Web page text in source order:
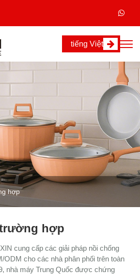
tiếng Việt
hợp
hợp
cung cấp các giải pháp nồi chống
ODM cho các nhà phân phối trên toàn
nhà máy Trung Quốc được chứng